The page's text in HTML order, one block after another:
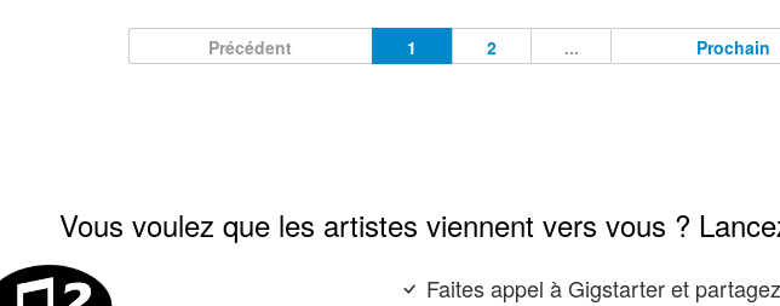
Précédent 1 2 ... Prochain
Vous voulez que les artistes viennent vers vous ?
Faites appel à Gigstarter et